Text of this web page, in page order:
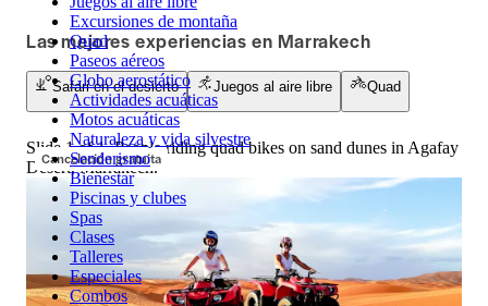
Excursiones de montaña
Quad
Paseos aéreos
Globo aerostático
Actividades acuáticas
Motos acuáticas
Naturaleza y vida silvestre
Senderismo
Bienestar
Piscinas y clubes
Spas
Clases
Talleres
Especiales
Combos
Las mejores experiencias en Marrakech
Safari en el desierto Juegos al aire libre Quad
Cancelación gratuita
Slide 1 of 1, People riding quad bikes on sand dunes in Agafay
Desert, Marrakech.